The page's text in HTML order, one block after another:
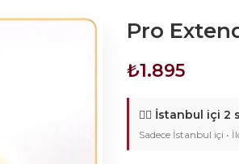
Pro
₺1.895
🚴‍♂️ İstanbul içi 2
Sadece İstanbul içi •